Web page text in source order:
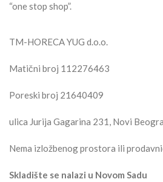
“one stop shop”.
TM-HORECA YUG d.o.o.
Matični broj 112276463
Poreski broj 21640409
ulica Jurija Gagarina 231, Novi
Nema izložbenog prostora ili
Skladište se nalazi u Novom Sadu